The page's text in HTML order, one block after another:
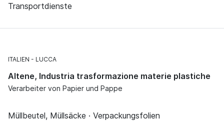
Transportdienste
ITALIEN LUCCA
Altene, Industria trasformazione materie plastiche
Verarbeiter von Papier und Pappe
Müllbeutel, Müllsäcke · Verpackungsfolien